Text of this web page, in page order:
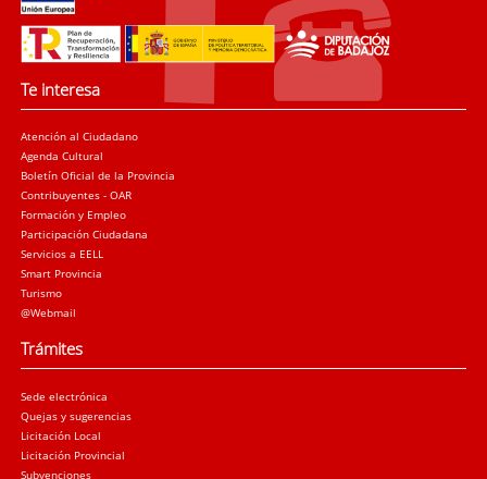
Te interesa
Atención al Ciudadano
Agenda Cultural
Boletín Oficial de la Provincia
Contribuyentes - OAR
Formación y Empleo
Participación Ciudadana
Servicios a EELL
Smart Provincia
Turismo
@Webmail
Trámites
Sede electrónica
Quejas y sugerencias
Licitación Local
Licitación Provincial
Subvenciones